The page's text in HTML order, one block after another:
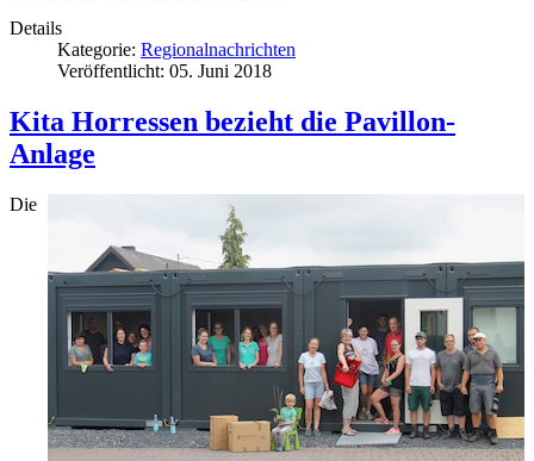
Details
Kategorie: Regionalnachrichten
Veröffentlicht: 05. Juni 2018
Kita Horressen bezieht die Pavillon-
Anlage
Die